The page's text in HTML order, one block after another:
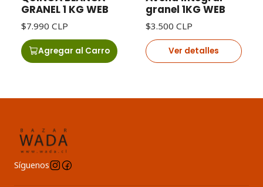
GRANEL 1 KG WEB
$7.990 CLP
Agregar al Carro
granel 1KG WEB
$3.500 CLP
Ver detalles
Síguenos